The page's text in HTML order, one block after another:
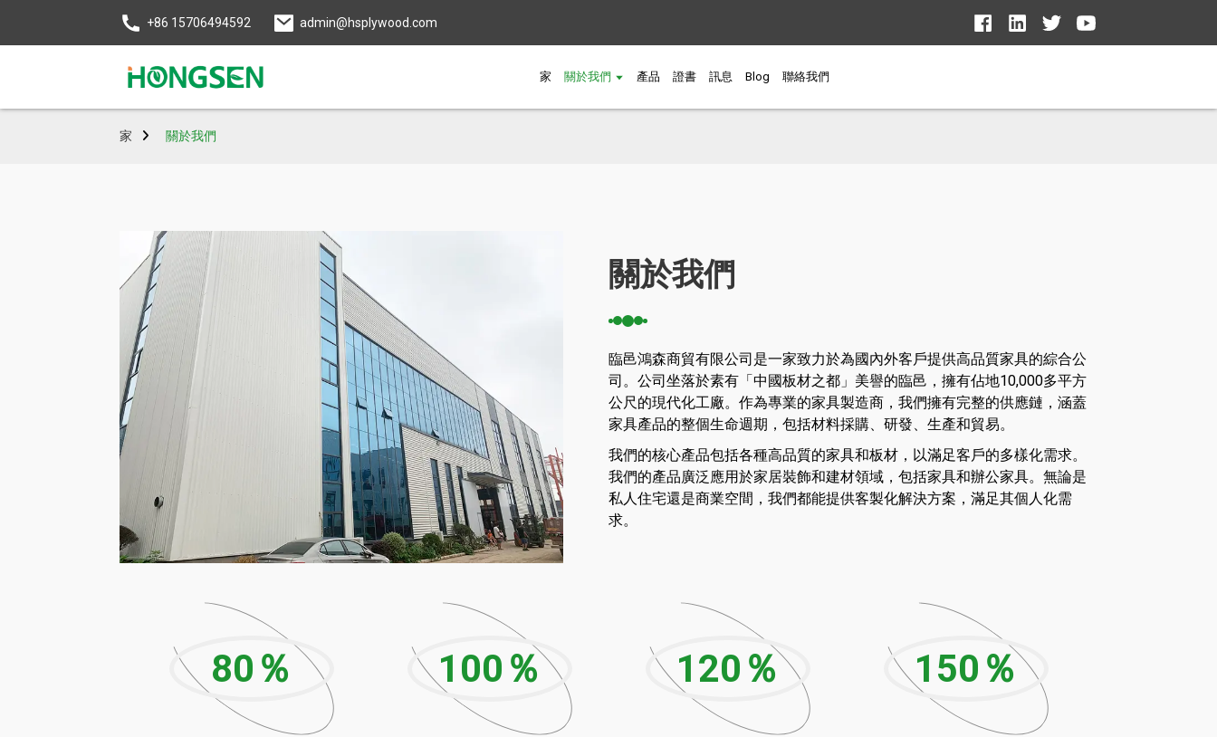
+86 15706494592 admin@hsplywood.com
家 關於我們 產品 證書 訊息 Blog 聯絡我們
家 關於我們
關於我們
臨邑鴻森商貿有限公司是一家致力於為國內外客戶提供高品質家具的綜合公
司。公司坐落於素有「中國板材之都」美譽的臨邑，擁有佔地10,000多平方
公尺的現代化工廠。作為專業的家具製造商，我們擁有完整的供應鏈，涵蓋
家具產品的整個生命週期，包括材料採購、研發、生產和貿易。
我們的核心產品包括各種高品質的家具和板材，以滿足客戶的多樣化需求。
我們的產品廣泛應用於家居裝飾和建材領域，包括家具和辦公家具。無論是
私人住宅還是商業空間，我們都能提供客製化解決方案，滿足其個人化需
求。
80 ％ 100 ％ 120 ％ 150 ％